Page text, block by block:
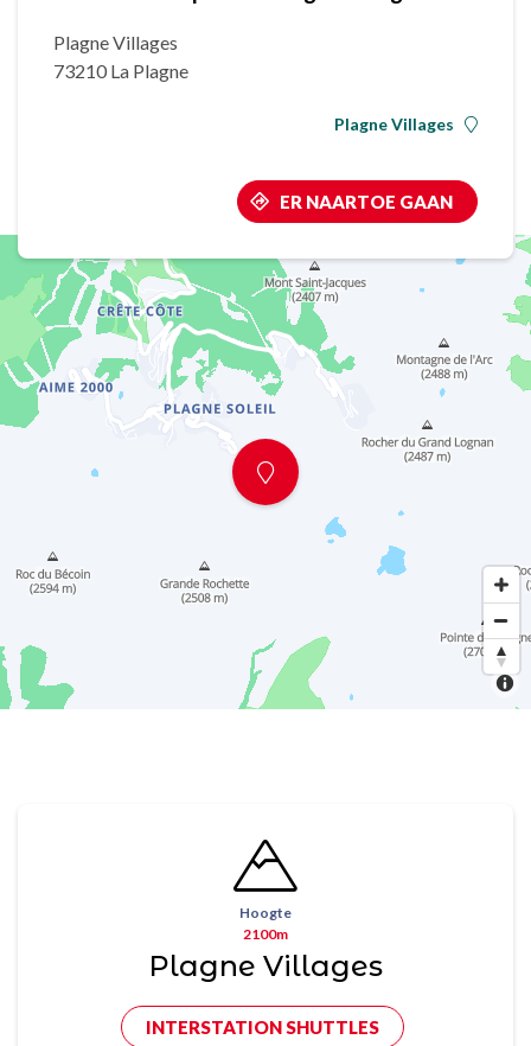
Plagne Villages
73210 La Plagne
Plagne Villages
ER NAARTOE GAAN
Hoogte
2100m
Plagne Villages
INTERSTATION SHUTTLES